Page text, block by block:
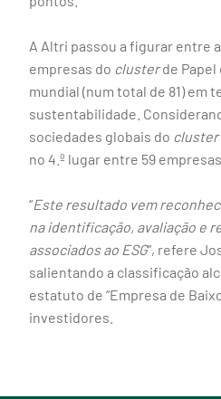
A Altri passou a figurar entre
empresas do clusterde Papel
mundial (num total de 81) em
sustentabilidade.
sociedades globais do cluster
no 4.º lugar entre 59 empresas.
“Este resultado vem
na identificação, avaliação e
associados ao ESG”, refere
salientando a classificação
estatuto de “Empresa de
investidores.